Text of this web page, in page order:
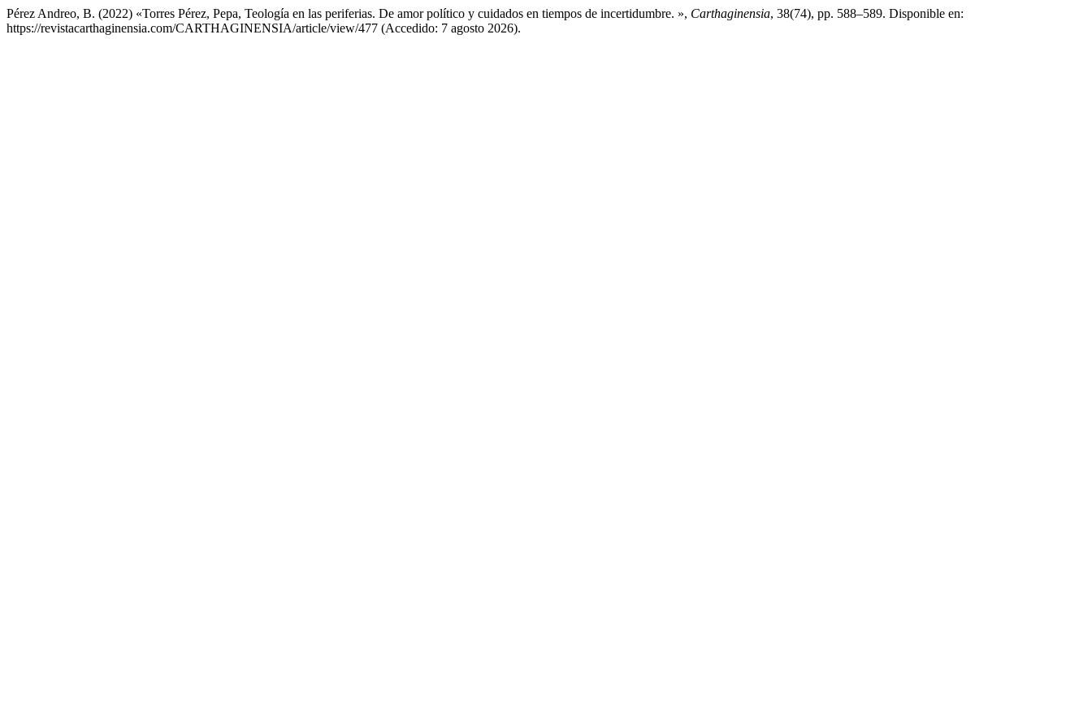
Pérez Andreo, B. (2022) «Torres Pérez, Pepa, Teología en las periferias. De amor político y cuidados en tiempos de incertidumbre. », Carthaginensia, 38(74), pp. 588–589. Disponible en:
https://revistacarthaginensia.com/CARTHAGINENSIA/article/view/477 (Accedido: 7 agosto 2026).